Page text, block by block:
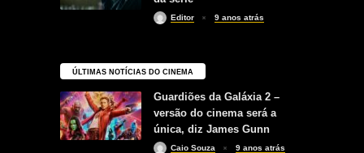
Editor 9 anos atrás
ÚLTIMAS NOTÍCIAS DO CINEMA
Guardiões da Galáxia 2 –
versão do cinema será a
única, diz James Gunn
Caio Souza 9 anos atrás